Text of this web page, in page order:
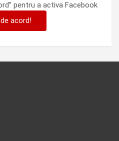
pentru a activa Facebook
acord!